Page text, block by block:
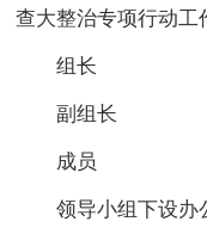
查大整治专项行动工
组长
副组长
成员
领导小组下设办